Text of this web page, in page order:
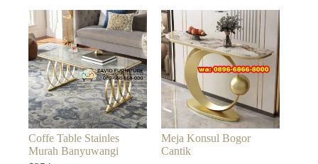
Coffe Table Stainles
Murah Banyuwangi
Meja Konsul Bogor
Cantik